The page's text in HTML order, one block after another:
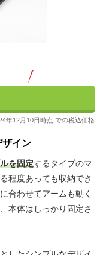
年12月10日時点 での税込価格
ザイン
を固定するタイプのマ
程度あっても収納でき
合わせてアームも動く
本体はしっかり固定さ